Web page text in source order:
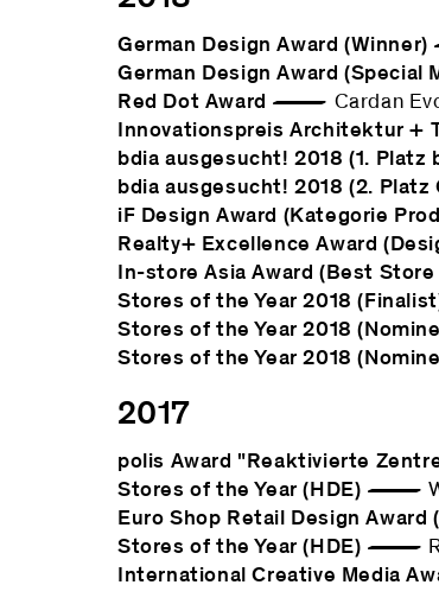
German Design Award (Winner)
German Design Award (Special
Red Dot Award — Cardan
Innovationspreis Architektur +
bdia ausgesucht! 2018 (1. Platz
bdia ausgesucht! 2018 (2. Platz
iF Design Award (Kategorie
Realty+ Excellence Award
In-store Asia Award (Best
Stores of the Year 2018
Stores of the Year 2018
Stores of the Year 2018
2017
polis Award "Reaktivierte
Stores of the Year (HDE) —
Euro Shop Retail Design Award
Stores of the Year (HDE) —
International Creative Media